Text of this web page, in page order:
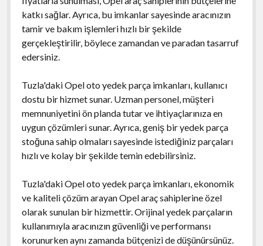
katkı sağlar. Ayrıca, bu imkanlar sayesinde aracınızın
tamir ve bakım işlemleri hızlı bir şekilde
gerçekleştirilir, böylece zamandan ve paradan tasarruf
edersiniz.
Tuzla'daki Opel oto yedek parça imkanları, kullanıcı
dostu bir hizmet sunar. Uzman personel, müşteri
memnuniyetini ön planda tutar ve ihtiyaçlarınıza en
uygun çözümleri sunar. Ayrıca, geniş bir yedek parça
stoğuna sahip olmaları sayesinde istediğiniz parçaları
hızlı ve kolay bir şekilde temin edebilirsiniz.
Tuzla'daki Opel oto yedek parça imkanları, ekonomik
ve kaliteli çözüm arayan Opel araç sahiplerine özel
olarak sunulan bir hizmettir. Orijinal yedek parçaların
kullanımıyla aracınızın güvenliği ve performansı
korunurken aynı zamanda bütçenizi de düşünürsünüz.